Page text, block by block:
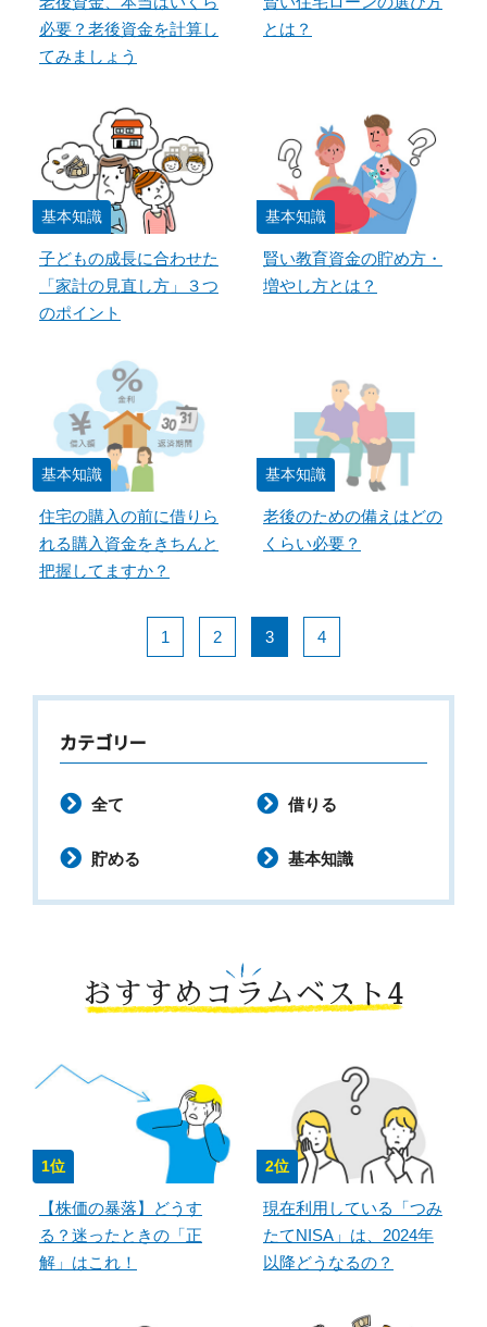
必要？老後資金を計算し
てみましょう
とは？
基本知識
子どもの成長に合わせた
「家計の見直し方」３つ
のポイント
基本知識
賢い教育資金の貯め方・
増やし方とは？
基本知識
住宅の購入の前に借りら
れる購入資金をきちんと
把握してますか？
基本知識
老後のための備えはどの
くらい必要？
1 2 3 4
カテゴリー
全て 借りる
貯める 基本知識
おすすめコラムベスト4
1位
【株価の暴落】どうす
る？迷ったときの「正
解」はこれ！
2位
現在利用している「つみ
たてNISA」は、2024年
以降どうなるの？